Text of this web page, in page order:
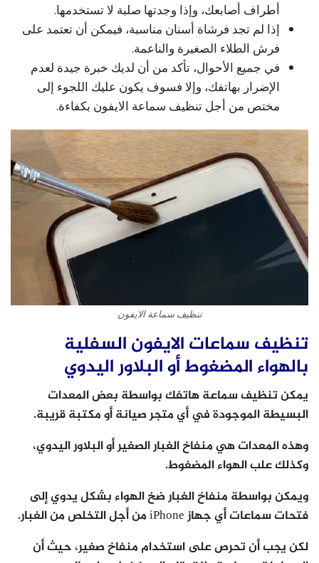
أطراف أصابعك، وإذا وجدتها صلبة لا تستخدمها.
إذا لم تجد فرشاة أسنان مناسبة، فيمكن أن تعتمد على
فرش الطلاء الصغيرة والناعمة.
في جميع الأحوال، تأكد من أن لديك خبرة جيدة لعدم
الإضرار بهاتفك، وإلا فسوف يكون عليك اللجوء إلى
مختص من أجل تنظيف سماعة الايفون بكفاءة.
تنظيف سماعة الايفون
تنظيف سماعات الايفون السفلية
بالهواء المضغوط أو البلاور اليدوي
يمكن تنظيف سماعة هاتفك بواسطة بعض المعدات
البسيطة الموجودة في أي متجر صيانة أو مكتبة قريبة.
وهذه المعدات هي منفاخ الغبار الصغير أو البلاور اليدوي،
وكذلك علب الهواء المضغوط.
ويمكن بواسطة منفاخ الغبار ضخ الهواء بشكل يدوي إلى
فتحات سماعات أي جهاز iPhone من أجل التخلص من الغبار.
لكن يجب أن تحرص على استخدام منفاخ صغير، حيث أن